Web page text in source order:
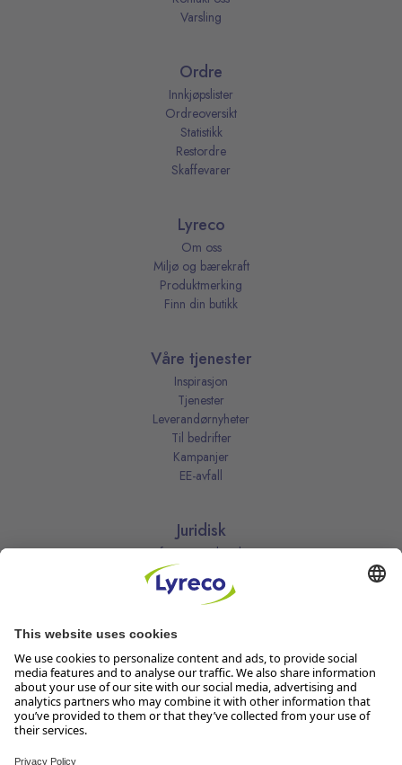
Varsling
Ordre
Innkjøpslister
Ordreoversikt
Statistikk
Restordre
Skaffevarer
Lyreco
Om oss
Miljø og bærekraft
Produktmerking
Finn din butikk
Våre tjenester
Inspirasjon
Tjenester
Leverandørnyheter
Til bedrifter
Kampanjer
EE-avfall
Juridisk
Informasjonskapsler
Kjøpsbetingelser
Personvernerklæring
Vilkår
Vilkår for kundeklubben
Åpenhetsloven
Endre dine personvernsinnstillinger